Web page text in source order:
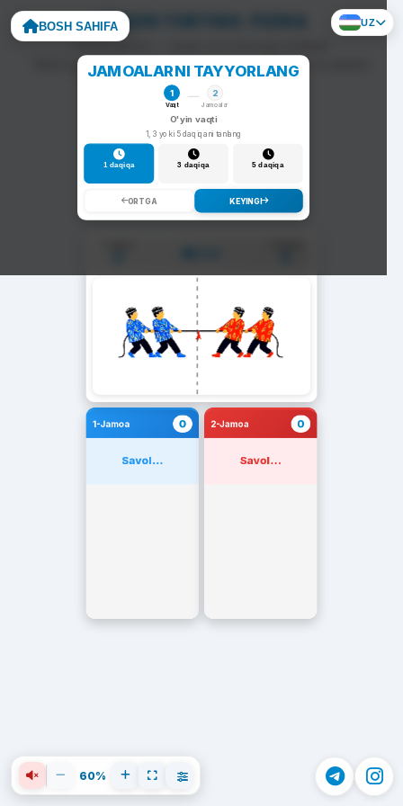
BOSH SAHIFA UZ
ARQON TORTISH: FIZIKA
To'g'ri javob — arqon siz tomonga tortiladi.
Noto'g'ri javob — arqon raqib tomonga siljiydi va darhol
yangi savol chiqadi.
JAMOALARNI TAYYORLANG
1
Vaqt
2
Jamoalar
O'yin vaqti
1, 3 yoki 5 daqiqani tanlang
1 daqiqa 3 daqiqa 5 daqiqa
ORTGA KEYINGI
1-Jamoa 0
Savol...
2-Jamoa 0
Savol...
60%